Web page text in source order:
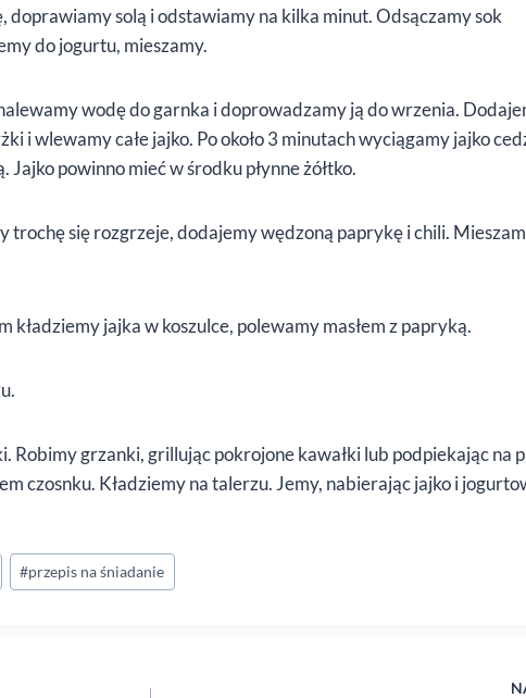
doprawiamy solą i odstawiamy na kilka minut. Odsączamy sok
do jogurtu, mieszamy.
wodę do garnka i doprowadzamy ją do wrzenia.
i wlewamy całe jajko. Po około 3 minutach wyciągamy jajko
Jajko powinno mieć w środku płynne żółtko.
trochę się rozgrzeje, dodajemy wędzoną paprykę i chili.
kładziemy jajka w koszulce, polewamy masłem z papryką.
Robimy grzanki, grillując pokrojone kawałki lub podpiekając na
czosnku. Kładziemy na talerzu. Jemy, nabierając jajko i
#przepis na śniadanie